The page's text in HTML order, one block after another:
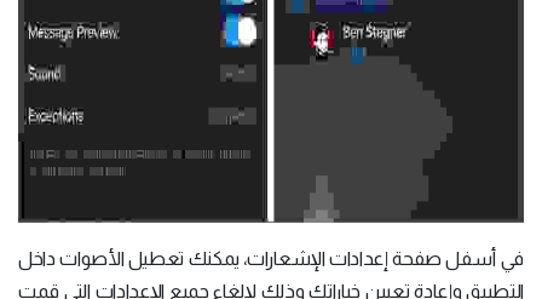
في أسفل صفحة إعدادات الإشعارات، يمكنك تعطيل الأصوات داخل
التطبيق وإعادة تعيين خياراتك وذلك لإلغاء جميع الإعدادات التي قمت